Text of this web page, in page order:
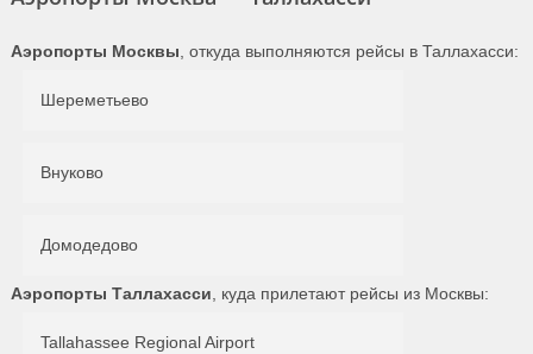
Аэропорты Москвы , откуда выполняются рейсы в Таллахасси:
Шереметьево
Внуково
Домодедово
Аэропорты Таллахасси , куда прилетают рейсы из Москвы:
Tallahassee Regional Airport